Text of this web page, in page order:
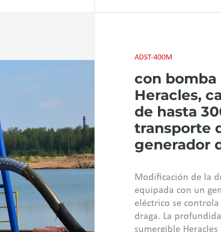
ADST-400M
con
Heracles,
de hasta
transporte
generador
Modificación de la
equipada con un
eléctrico se
draga. La
sumergible